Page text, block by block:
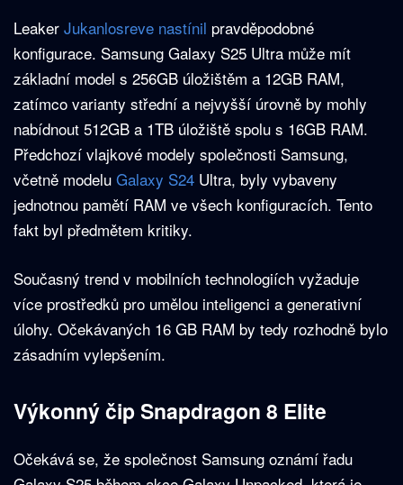
Leaker Jukanlosreve nastínil pravděpodobné
konfigurace. Samsung Galaxy S25 Ultra může mít
základní model s 256GB úložištěm a 12GB RAM,
zatímco varianty střední a nejvyšší úrovně by mohly
nabídnout 512GB a 1TB úložiště spolu s 16GB RAM.
Předchozí vlajkové modely společnosti Samsung,
včetně modelu Galaxy S24 Ultra, byly vybaveny
jednotnou pamětí RAM ve všech konfiguracích. Tento
fakt byl předmětem kritiky.
Současný trend v mobilních technologiích vyžaduje
více prostředků pro umělou inteligenci a generativní
úlohy. Očekávaných 16 GB RAM by tedy rozhodně bylo
zásadním vylepšením.
Výkonný čip Snapdragon 8 Elite
Očekává se, že společnost Samsung oznámí řadu